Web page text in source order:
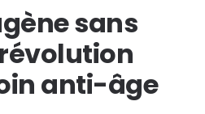
sans
anti-âge